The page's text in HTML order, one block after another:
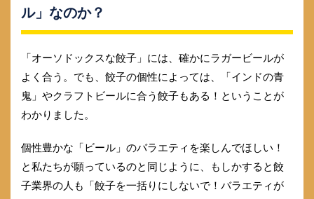
ル」なのか？
「オーソドックスな餃子」には、確かにラガービールが
よく合う。でも、餃子の個性によっては、「インドの青
鬼」やクラフトビールに合う餃子もある！ということが
わかりました。
個性豊かな「ビール」のバラエティを楽しんでほしい！
と私たちが願っているのと同じように、もしかすると餃
子業界の人も「餃子を一括りにしないで！バラエティが